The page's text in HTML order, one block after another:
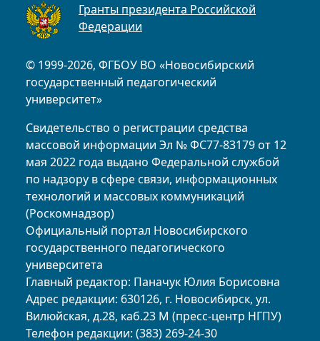
© 1999-2026, ФГБОУ ВО «Новосибирский
государственный педагогический
университет»
Свидетельство о регистрации средства
массовой информации Эл № ФС77-83179 от 12
мая 2022 года выдано Федеральной службой
по надзору в сфере связи, информационных
технологий и массовых коммуникаций
(Роскомнадзор)
Официальный портал Новосибирского
государственного педагогического
университета
Главный редактор: Паначук Юлия Борисовна
Адрес редакции: 630126, г. Новосибирск, ул.
Вилюйская, д.28, каб.23 М (пресс-центр НГПУ)
Телефон редакции: (383) 269-24-30
Гранты президента Российской
Федерации